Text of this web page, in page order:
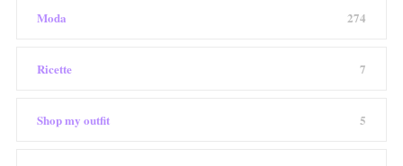
Moda 274
Ricette 7
Shop my outfit 5